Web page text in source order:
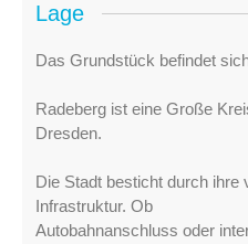
Lage
Das Grundstück befindet
Radeberg ist eine Große
Dresden.
Die Stadt besticht durch ihre
Infrastruktur. Ob
Autobahnanschluss oder